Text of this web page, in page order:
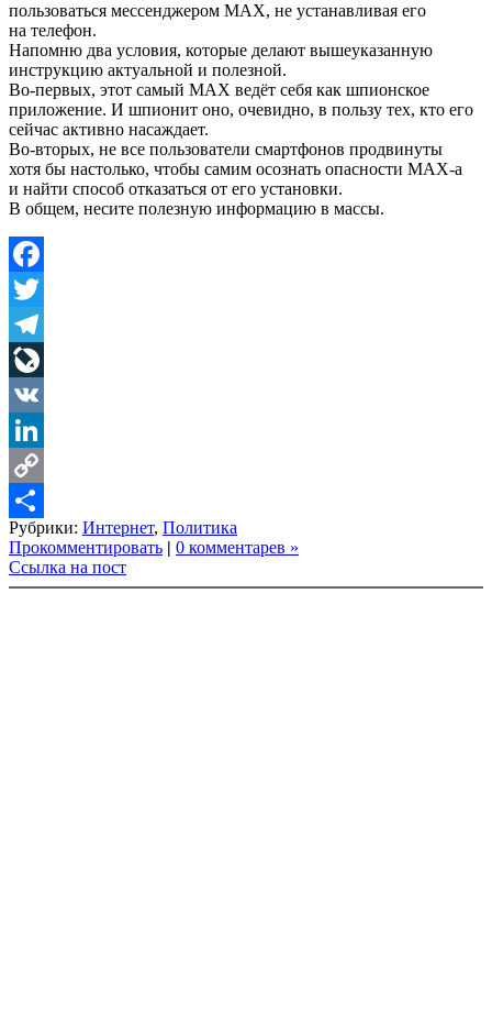
пользоваться мессенджером MAX, не устанавливая его
на телефон.
Напомню два условия, которые делают вышеуказанную
инструкцию актуальной и полезной.
Во-первых, этот самый MAX ведёт себя как шпионское
приложение. И шпионит оно, очевидно, в пользу тех, кто его
сейчас активно насаждает.
Во-вторых, не все пользователи смартфонов продвинуты
хотя бы настолько, чтобы самим осознать опасности MAX-а
и найти способ отказаться от его установки.
В общем, несите полезную информацию в массы.
Facebook
Twitter
Telegram
LiveJournal
VK
LinkedIn
Copy
Link
Share
Рубрики: Интернет, Политика
Прокомментировать | 0 комментарев »
Ссылка на пост